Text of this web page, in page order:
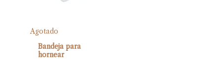
Agotado
Bandeja para
hornear